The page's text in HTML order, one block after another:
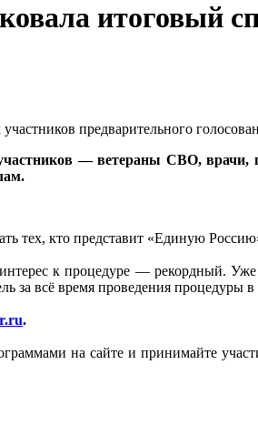
итоговый
— ветераны СВО,
тех, кто представит «Единую
к процедуре — рекордный.
за всё время проведения процедуры в
.
на сайте и принимайте